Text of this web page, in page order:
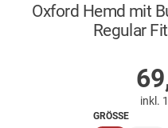
Oxford Hemd mit
Regular
inkl.
GRÖSSE